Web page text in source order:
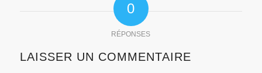
0
RÉPONSES
LAISSER UN COMMENTAIRE